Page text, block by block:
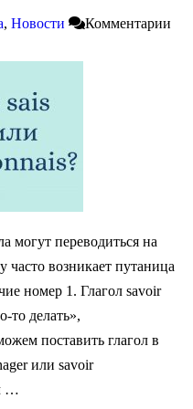
, Новости
Комментарии
могут переводиться на
часто возникает путаница
номер 1. Глагол savoir
то делать»,
поставить глагол в
или savoir
…